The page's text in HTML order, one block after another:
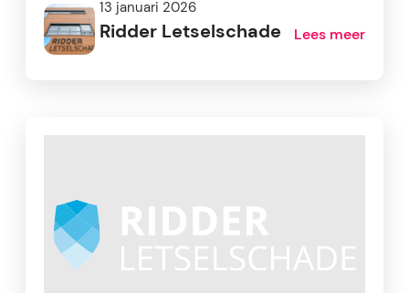
13 januari 2026
Ridder Letselschade Lees meer